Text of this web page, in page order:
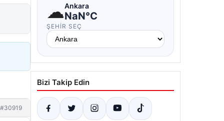
#30919
☁Ankara
NaN°C
ŞEHIR SEÇ
Bizi Takip Edin